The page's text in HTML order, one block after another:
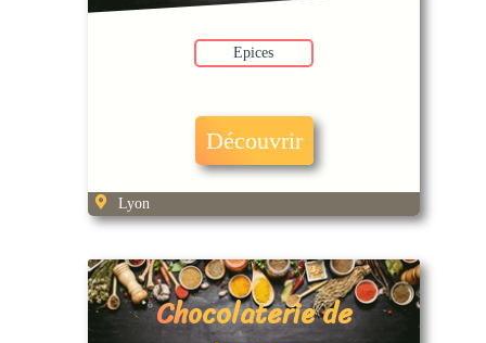
Epices
Découvrir
Lyon
Chocolaterie de